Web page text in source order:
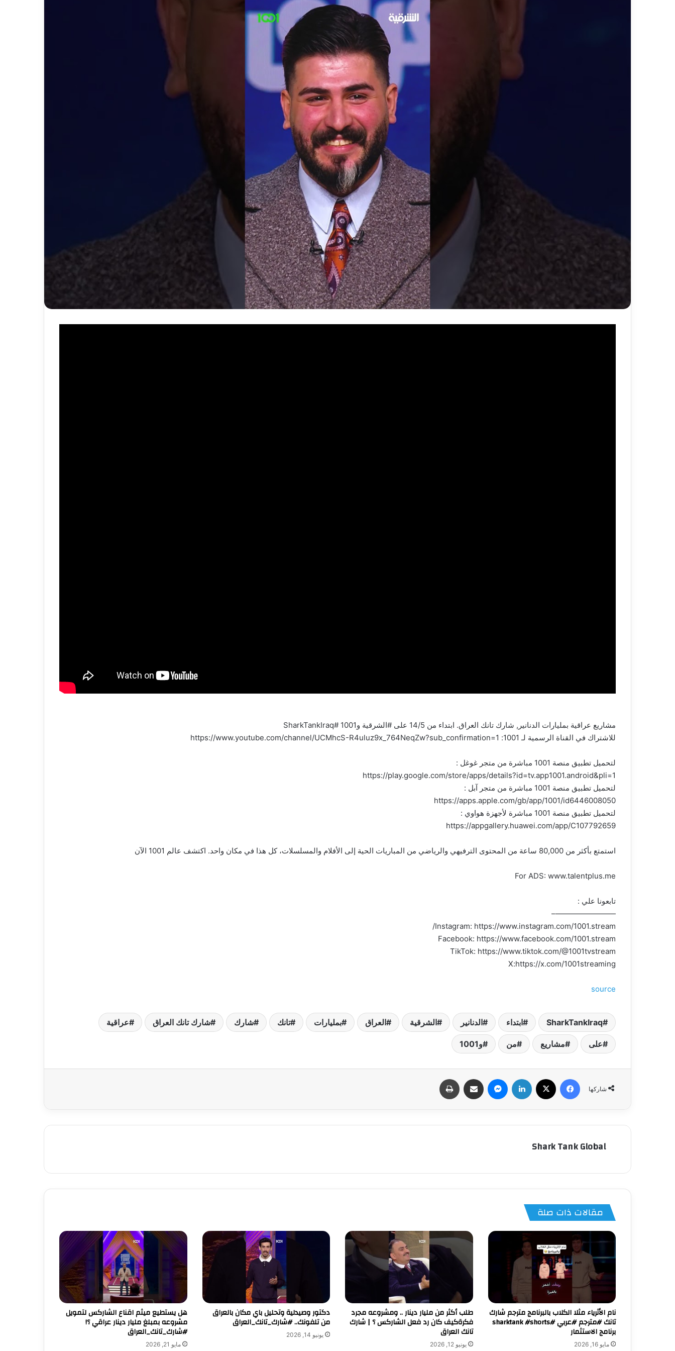
مشاريع عراقية بمليارات الدنانير, شارك تانك العراق. ابتداء من 14/5 على #الشرقية و1001 #SharkTankIraq
للاشتراك في القناة الرسمية لـ 1001: https://www.youtube.com/channel/UCMhcS-R4uluz9x_764NeqZw?sub_confirmation=1
لتحميل تطبيق منصة 1001 مباشرة من متجر غوغل :
https://play.google.com/store/apps/details?id=tv.app1001.android&pli=1
لتحميل تطبيق منصة 1001 مباشرة من متجر آبل :
https://apps.apple.com/gb/app/1001/id6446008050
لتحميل تطبيق منصة 1001 مباشرة لأجهزة هواوي :
https://appgallery.huawei.com/app/C107792659
استمتع بأكثر من 80,000 ساعة من المحتوى الترفيهي والرياضي من المباريات الحية إلى الأفلام والمسلسلات، كل هذا في مكان واحد. اكتشف عالم 1001 الآن
For ADS: www.talentplus.me
تابعونا علي :
————————–
Instagram: https://www.instagram.com/1001.stream/
Facebook: https://www.facebook.com/1001.stream
TikTok: https://www.tiktok.com/@1001tvstream
X:https://x.com/1001streaming
source
SharkTankIraq ابتداء الدنانير الشرقية العراق بمليارات تانك شارك شارك تانك العراق عراقية
على مشاريع من و1001
شاركها
فيسبوك لينكدإن ماسنجر مشاركة عبر البريد
Shark Tank Global
مقالات ذات صلة
نام الأثرياء مثلا الكلاب بالبرنامج مترجم شارك
تانك #مترجم #عربي #sharktank #shorts
برنامج الاستثمار
مايو 16, 2026
طلب أكثر من مليار دينار .. ومشروعه مجرد
فكرةكيف كان رد فعل الشاركس ؟ | شارك
تانك العراق
يونيو 12, 2026
دكتور وصيدلية وتحليل باي مكان بالعراق
من تلفونك.. #شارك_تانك_العراق
يونيو 14, 2026
هل يستطيع ميثم اقناع الشاركس لتمويل
مشروعه بمبلغ مليار دينار عراقي ؟!
#شارك_تانك_العراق
مايو 21, 2026